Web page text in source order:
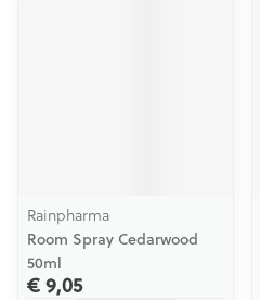
Rainpharma
Room Spray Cedarwood
50ml
€ 9,05